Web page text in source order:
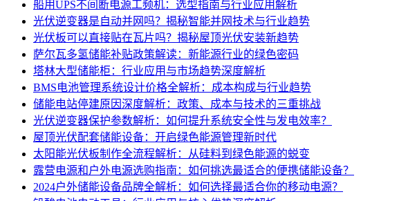
船用UPS不间断电源工频机：选型指南与行业应用解析
光伏逆变器是自动并网吗？揭秘智能并网技术与行业趋势
光伏板可以直接贴在瓦片吗？揭秘屋顶光伏安装新趋势
萨尔瓦多氢储能补贴政策解读：新能源行业的绿色密码
塔林大型储能柜：行业应用与市场趋势深度解析
BMS电池管理系统设计价格全解析：成本构成与行业趋势
储能电站停建原因深度解析：政策、成本与技术的三重挑战
光伏逆变器保护参数解析：如何提升系统安全性与发电效率？
屋顶光伏配套储能设备：开启绿色能源管理新时代
太阳能光伏板制作全流程解析：从硅料到绿色能源的蜕变
露营电源和户外电源选购指南：如何挑选最适合的便携储能设备？
2024户外储能设备品牌全解析：如何选择最适合你的移动电源？